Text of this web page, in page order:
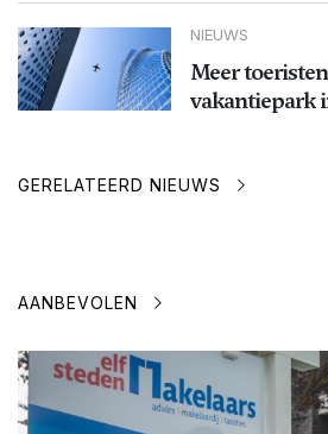
NIEUWS
Meer
vakantiepark
GERELATEERD NIEUWS
AANBEVOLEN